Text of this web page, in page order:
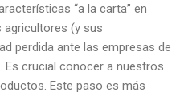
“a la carta” en
agricultores (y sus
perdida ante las empresas de
crucial conocer a nuestros
Este paso es más